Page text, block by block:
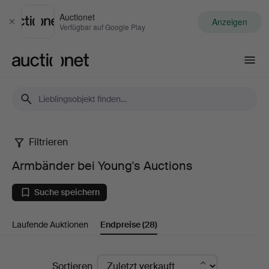
Schließen
Auctionet
Verfügbar auf Google Play Anzeigen
Armbänder
bei
Young's
Auctions
Filtrieren
Armbänder bei Young's Auctions
Suche speichern
Laufende Auktionen Endpreise(28)
EndpreiseSortieren